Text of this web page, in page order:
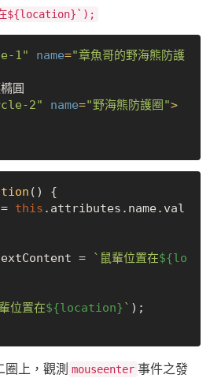
${location}`);
1" name="章魚哥的野海熊防護
2" name="野海熊防護圈">
( ) {
this .attributes.name.val
=
`鼠輩位置在${lo
位置在${location}` );
圈上，觀測 mouseenter 事件之發